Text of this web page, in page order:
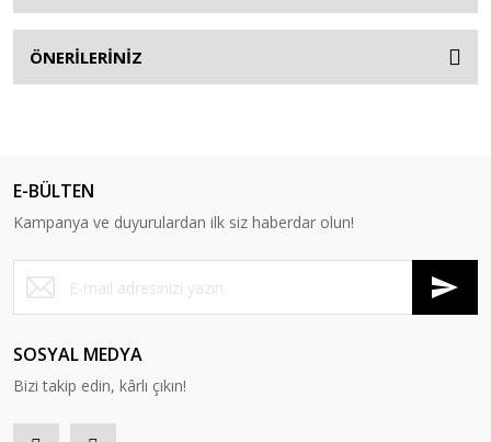
ÖNERİLERİNİZ
E-BÜLTEN
Kampanya ve duyurulardan ilk siz haberdar olun!
SOSYAL MEDYA
Bizi takip edin, kârlı çıkın!